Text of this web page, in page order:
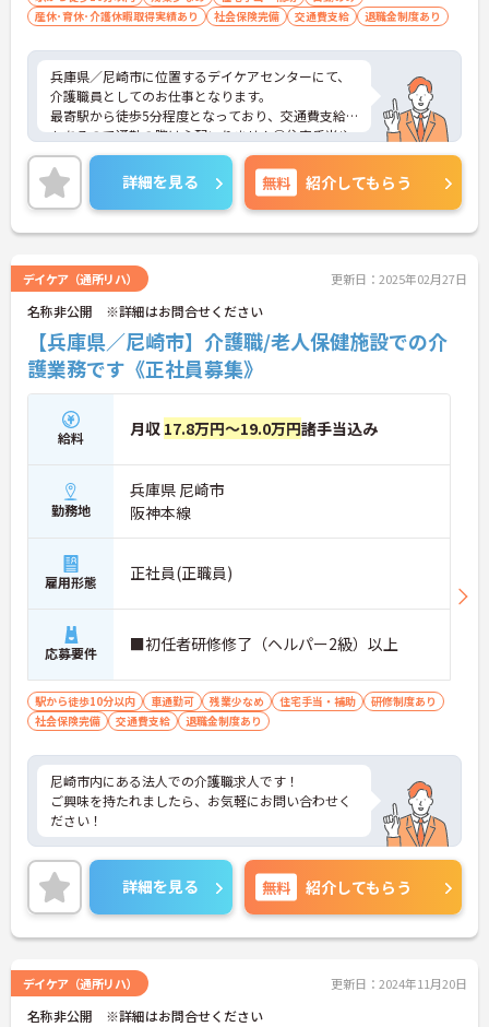
産休･育休･介護休暇取得実績あり
社会保険完備 交通費支給 退職金制度あり
兵庫県／尼崎市に位置するデイケアセンターにて、
介護職員としてのお仕事となります。
最寄駅から徒歩5分程度となっており、交通費支給
もあるので通勤の際は心配いりません◎住宅手当や
資格手当など各種手当が充実している環境となって
おります！
ご興味ある方は面接ポイントをお伝えしますので、
お気軽にお問い合わせください♪
詳細を見る 無料 紹介してもらう
デイケア（通所リハ） 更新日：2025年02月27日
名称非公開 ※詳細はお問合せください
【兵庫県／尼崎市】介護職/老人保健施設での介
護業務です《正社員募集》
給料 月収 17.8万円～19.0万円諸手当込み
勤務地
兵庫県 尼崎市
阪神本線
雇用形態 正社員(正職員)
応募要件 ■初任者研修修了（ヘルパー2級）以上
駅から徒歩10分以内 車通勤可 残業少なめ 住宅手当・補助
研修制度あり
社会保険完備
交通費支給 退職金制度あり
尼崎市内にある法人での介護職求人です！
ご興味を持たれましたら、お気軽にお問い合わせく
ださい！
詳細を見る 無料 紹介してもらう
デイケア（通所リハ） 更新日：2024年11月20日
名称非公開 ※詳細はお問合せください